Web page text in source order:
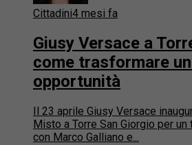
Cittadini4 mesi fa
Giusy Versace a
come trasformare
opportunità
Il 23 aprile Giusy Versace
Misto a Torre San Giorgio per
con Marco Galliano e...